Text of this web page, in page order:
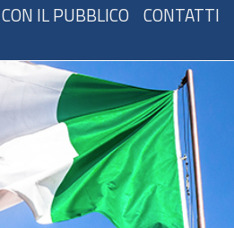
IL PUBBLICO CONTATTI